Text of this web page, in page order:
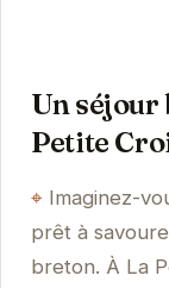
Un séjour
Petite
Imaginez-
prêt à
breton. À La